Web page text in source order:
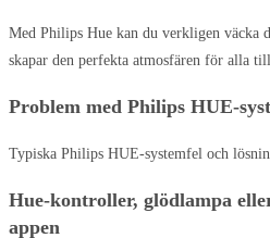
Med Philips Hue kan du verkligen
skapar den perfekta atmosfären för alla
Problem med Philips HUE-
Typiska Philips HUE-systemfel och
Hue-kontroller, glödlampa
appen